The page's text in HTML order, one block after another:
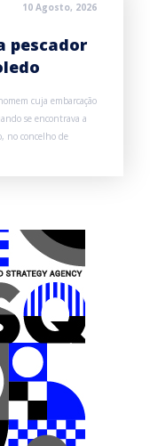
10 Agosto, 2026
pescador
cuja embarcação
se encontrava a
no concelho de